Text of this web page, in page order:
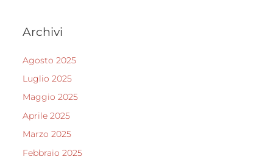
Archivi
Agosto 2025
Luglio 2025
Maggio 2025
Aprile 2025
Marzo 2025
Febbraio 2025